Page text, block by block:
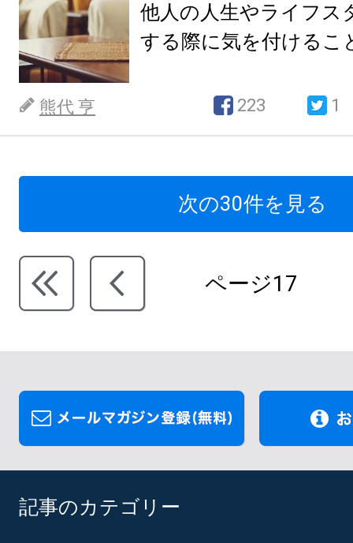
他人の人生やライフス
する際に気を付けるこ
熊代 亨 223 1
次の30件を見る
ページ17
記事のカテゴリー